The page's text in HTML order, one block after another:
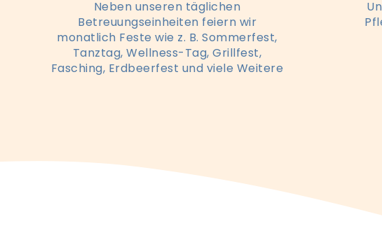
Neben unseren täglichen
Betreuungseinheiten feiern wir
monatlich Feste wie z. B. Sommerfest,
Tanztag, Wellness-Tag, Grillfest,
Fasching, Erdbeerfest und viele Weitere